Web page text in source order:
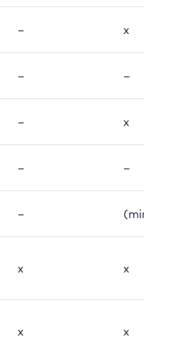
– x
– –
– x
– –
–
x x
x x